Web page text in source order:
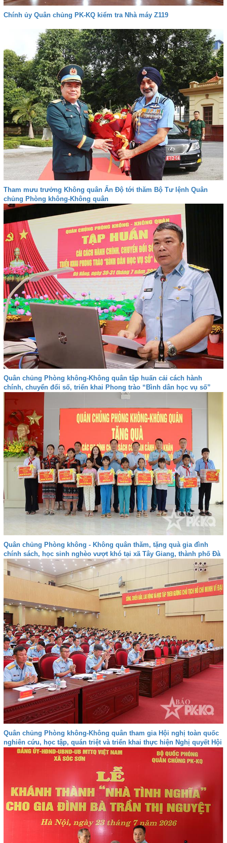
Chính ủy Quân chủng PK-KQ kiểm tra Nhà máy Z119
Tham mưu trưởng Không quân Ấn Độ tới thăm Bộ Tư lệnh Quân
chủng Phòng không-Không quân
Quân chủng Phòng không-Không quân tập huấn cải cách hành
chính, chuyển đổi số, triển khai Phong trào “Bình dân học vụ số”
Quân chủng Phòng không - Không quân thăm, tặng quà gia đình
chính sách, học sinh nghèo vượt khó tại xã Tây Giang, thành phố Đà
nẵng
Quân chủng Phòng không-Không quân tham gia Hội nghị toàn quốc
nghiên cứu, học tập, quán triệt và triển khai thực hiện Nghị quyết Hội
nghị lần thứ ba Ban Chấp hành Trung ương Đảng khóa XIV